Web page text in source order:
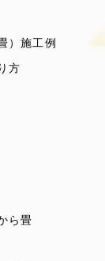
）施工例
方
ら畳